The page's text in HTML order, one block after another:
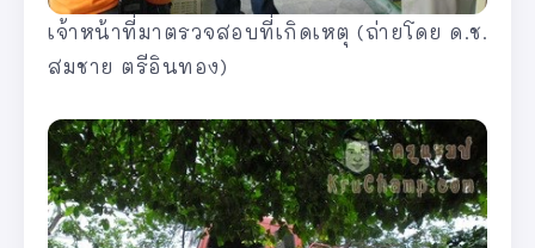
เจ้าหน้าที่มาตรวจสอบที่เกิดเหตุ (ถ่ายโดย ด.ช.
สมชาย ตรีอินทอง)